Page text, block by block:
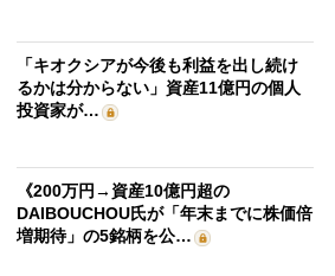
「キオクシアが今後も利益を出し続け
るかは分からない」資産11億円の個人
投資家が…
《200万円→資産10億円超の
DAIBOUCHOU氏が「年末までに株価倍
増期待」の5銘柄を公…